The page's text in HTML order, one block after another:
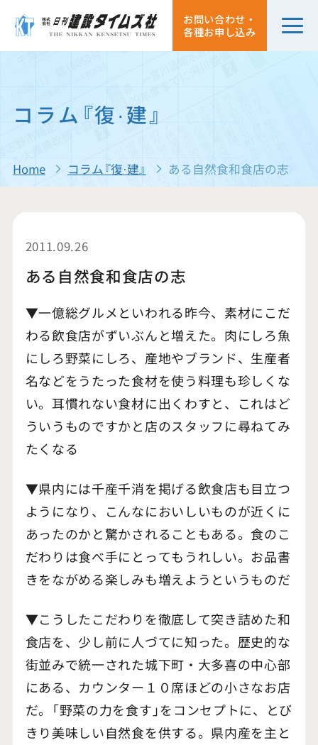
お問い合わせ・
各種お申し込み
コラム『復·建』
Home コラム『復·建』 ある自然食和食店の志
2011.09.26
ある自然食和食店の志
▼一億総グルメといわれる昨今、素材にこだ
わる飲食店がずいぶんと増えた。肉にしろ魚
にしろ野菜にしろ、産地やブランド、生産者
名などをうたった食材を使う料理も珍しくな
い。耳慣れない食材に出くわすと、これはど
ういうものですかと店のスタッフに尋ねてみ
たくなる
▼県内には千産千消を掲げる飲食店も目立つ
ようになり、こんなにおいしいものが近くに
あったのかと驚かされることもある。食のこ
だわりは食べ手にとってもうれしい。お品書
きをながめる楽しみも増えようというものだ
▼こうしたこだわりを徹底して突き詰めた和
食店を、少し前に人づてに知った。歴史的な
街並みで統一された城下町・大多喜の中心部
にある、カウンター１０席ほどの小さなお店
だ。「野菜の力を食す」をコンセプトに、とび
きり美味しい自然食を供する。県内産を主と